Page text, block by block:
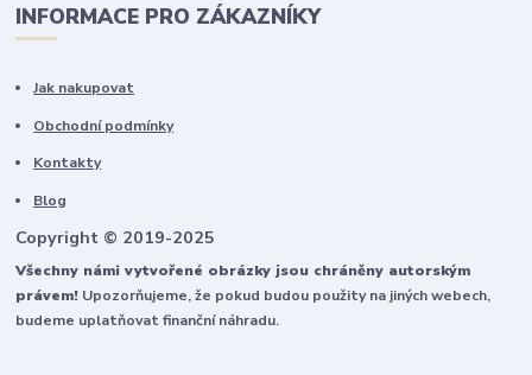
INFORMACE PRO ZÁKAZNÍKY
Jak nakupovat
Obchodní podmínky
Kontakty
Blog
Copyright © 2019-2025
Všechny námi vytvořené obrázky jsou chráněny autorským
právem! Upozorňujeme, že pokud budou použity na jiných webech,
budeme uplatňovat finanční náhradu.